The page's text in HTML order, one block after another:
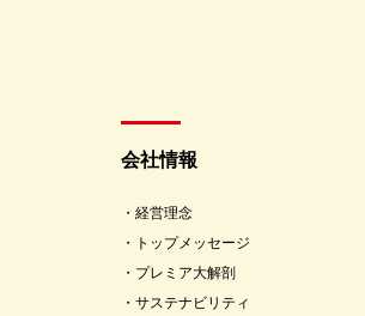
会社情報
経営理念
トップメッセージ
プレミア大解剖
サステナビリティ